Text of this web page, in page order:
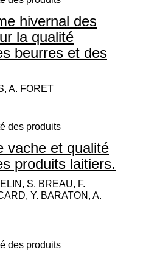
hivernal des
la qualité
beurres et des
A. FORET
des produits
vache et qualité
produits laitiers.
S. BREAU, F.
Y. BARATON, A.
des produits